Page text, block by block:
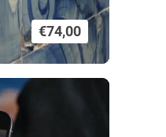
€74,00